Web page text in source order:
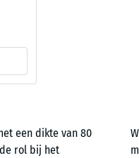
een dikte van 80
rol bij het